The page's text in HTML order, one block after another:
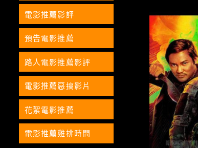
電影推薦影評
預告電影推薦
路人電影推薦影評
電影推薦惡搞影片
花絮電影推薦
電影推薦雞排時間